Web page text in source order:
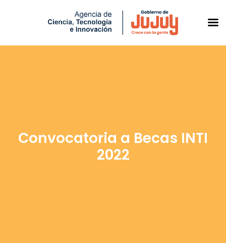
Convocatoria a Becas INTI
2022